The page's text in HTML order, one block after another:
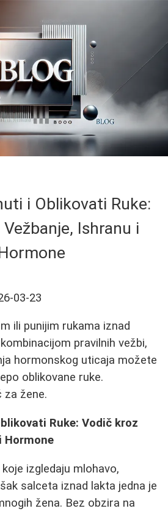
i Oblikovati Ruke:
Ishranu i
03-23
ili punijim rukama iznad
pravilnih vežbi,
hormonskog uticaja možete
oblikovane ruke.
za žene.
Ruke: Vodič kroz
Hormone
izgledaju mlohavo,
salceta iznad lakta jedna je
žena. Bez obzira na